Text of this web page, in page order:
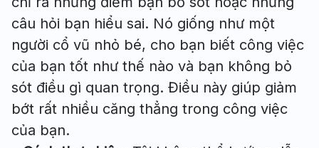
câu hỏi bạn hiểu sai. Nó giống như một
người cổ vũ nhỏ bé, cho bạn biết công việc
của bạn tốt như thế nào và bạn không bỏ
sót điều gì quan trọng. Điều này giúp giảm
bớt rất nhiều căng thẳng trong công việc
của bạn.